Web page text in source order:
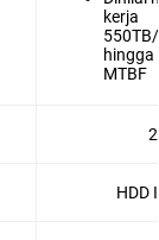
kerja
hingga
MTBF
HDD